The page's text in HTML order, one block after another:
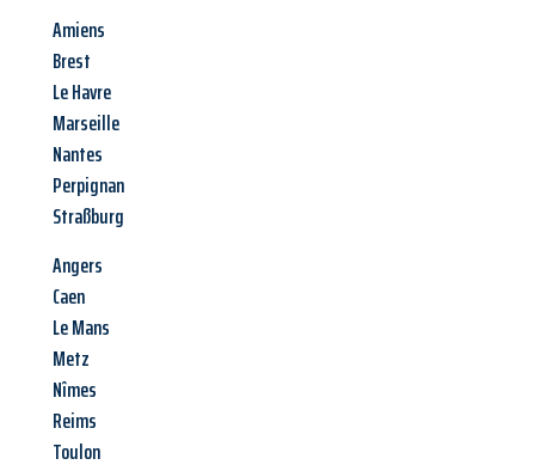
Amiens
Brest
Le Havre
Marseille
Nantes
Perpignan
Straßburg
Angers
Caen
Le Mans
Metz
Nîmes
Reims
Toulon